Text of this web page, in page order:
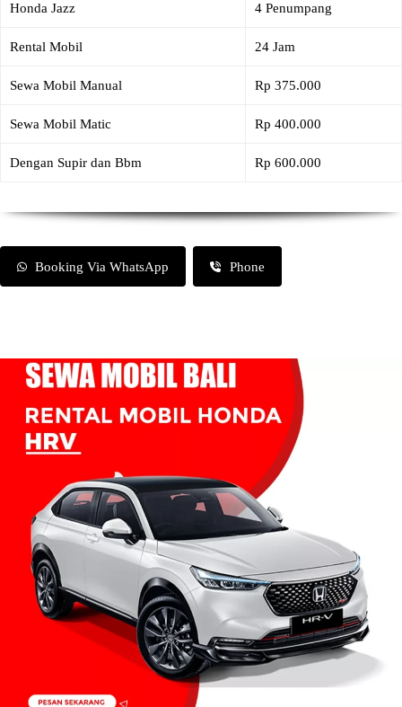
Honda Jazz 4 Penumpang
Rental Mobil 24 Jam
Sewa Mobil Manual Rp 375.000
Sewa Mobil Matic Rp 400.000
Dengan Supir dan Bbm Rp 600.000
Booking Via WhatsApp Phone